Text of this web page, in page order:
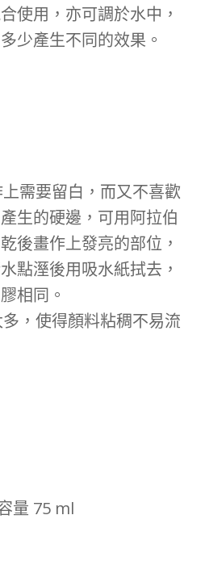
使用，亦可調於水中，
少產生不同的效果。
需要留白，而又不喜歡
生的硬邊，可用阿拉伯
後畫作上發亮的部位，
點溼後用吸水紙拭去，
相同。
，使得顏料粘稠不易流
量 75 ml